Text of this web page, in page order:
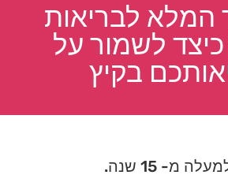
המלא לבריאות
כיצד לשמור על
בקיץ
מ- 15 שנה.